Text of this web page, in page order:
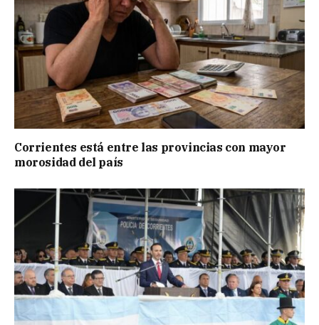
Corrientes está entre las provincias con mayor
morosidad del país